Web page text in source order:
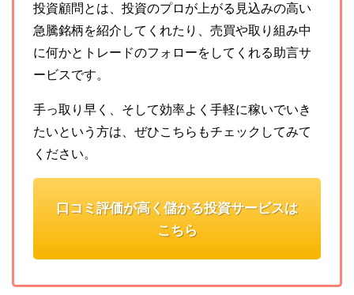
投資顧問とは、投資のプロが上がる見込みの高い
急騰銘柄を紹介してくれたり、売買や取り組み中
に何かとトレードのフォローをしてくれる助言サ
ービスです。
手っ取り早く、そして効率よく手軽に稼いでいき
たいという方は、ぜひこちらもチェックしてみて
ください。
口コミ評価が高く儲かる投資サービスは
こちら